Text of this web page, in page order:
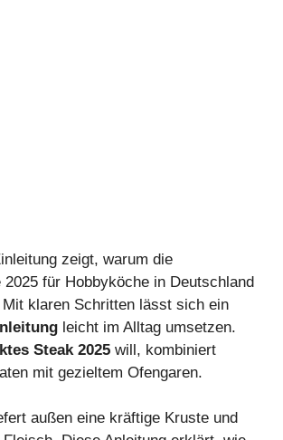
zeigt, warum die
2025 für Hobbyköche in Deutschland
klaren Schritten lässt sich ein
leicht im Alltag umsetzen.
Steak 2025 will, kombiniert
mit gezieltem Ofengaren.
außen eine kräftige Kruste und